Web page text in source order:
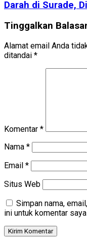
Darah di Surade,
Tinggalkan
Alamat email Anda
ditandai *
Komentar *
Nama *
Email *
Situs Web
Simpan nama,
ini untuk komentar